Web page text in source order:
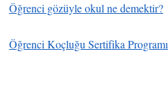
Öğrenci gözüyle okul ne demektir?
Öğrenci Koçluğu Sertifika Programı